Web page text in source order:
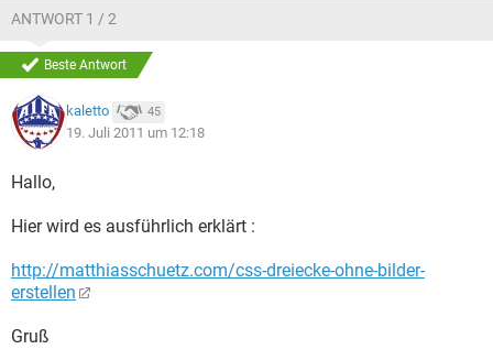
ANTWORT 1 / 2
Beste Antwort
kaletto 45
19. Juli 2011 um 12:18
Hallo,
Hier wird es ausführlich erklärt :
http://matthiasschuetz.com/css-dreiecke-ohne-bilder-
erstellen
Gruß